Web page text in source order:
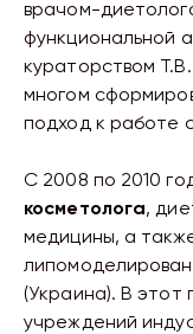
врачом-
функциональной
кураторством
многом
подход к работе
С 2008 по 2010
косметолога,
медицины, а
(Украина). В этот
учреждений